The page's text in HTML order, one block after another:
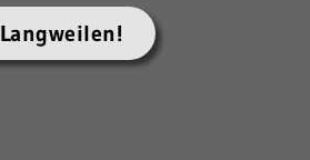
Langweilen!